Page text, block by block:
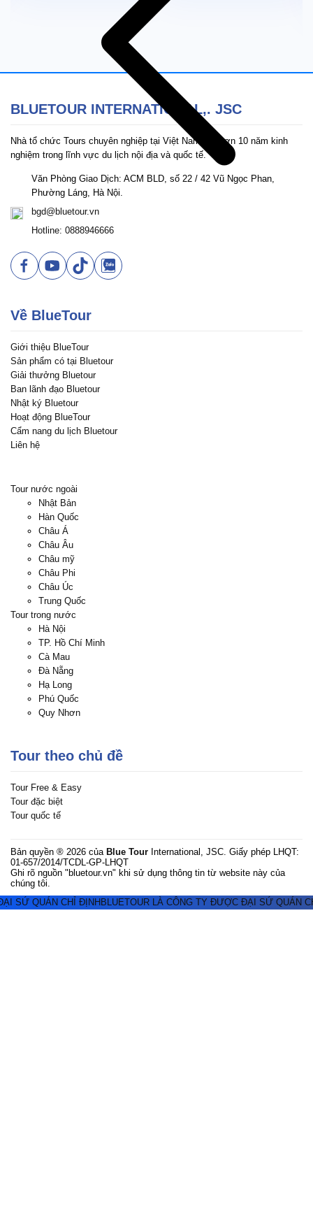
BLUETOUR INTERNATIONAL,. JSC
Nhà tổ chức Tours chuyên nghiệp tại Việt Nam với hơn 10 năm kinh
nghiệm trong lĩnh vực du lịch nội địa và quốc tế.
Văn Phòng Giao Dịch: ACM BLD, số 22 / 42 Vũ Ngọc Phan,
Phường Láng, Hà Nội.
bgd@bluetour.vn
Hotline: 0888946666
Về BlueTour
Giới thiệu BlueTour
Sản phẩm có tại Bluetour
Giải thưởng Bluetour
Ban lãnh đạo Bluetour
Nhật ký Bluetour
Hoạt động BlueTour
Cẩm nang du lịch Bluetour
Liên hệ
Tour nước ngoài
Nhật Bản
Hàn Quốc
Châu Á
Châu Âu
Châu mỹ
Châu Phi
Châu Úc
Trung Quốc
Tour trong nước
Hà Nội
TP. Hồ Chí Minh
Cà Mau
Đà Nẵng
Hạ Long
Phú Quốc
Quy Nhơn
Tour theo chủ đề
Tour Free & Easy
Tour đặc biệt
Tour quốc tế
Bản quyền ® 2026 của Blue Tour International, JSC. Giấy phép LHQT:
01-657/2014/TCDL-GP-LHQT
Ghi rõ nguồn "bluetour.vn" khi sử dụng thông tin từ website này của
chúng tôi.
SỨ QUÁN CHỈ ĐỊNHBLUETOUR LÀ CÔNG TY ĐƯỢC ĐẠI SỨ QUÁN